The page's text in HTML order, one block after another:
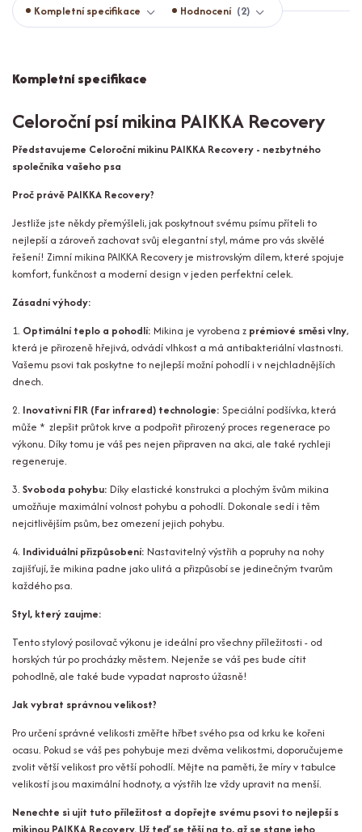
Kompletní specifikace Hodnocení 2
Kompletní specifikace
Celoroční psí mikina PAIKKA Recovery
Představujeme Celoroční mikinu PAIKKA Recovery - nezbytného
společníka vašeho psa
Proč právě PAIKKA Recovery?
Jestliže jste někdy přemýšleli, jak poskytnout svému psímu příteli to
nejlepší a zároveň zachovat svůj elegantní styl, máme pro vás skvělé
řešení! Zimní mikina PAIKKA Recovery je mistrovským dílem, které spojuje
komfort, funkčnost a moderní design v jeden perfektní celek.
Zásadní výhody:
1. Optimální teplo a pohodlí: Mikina je vyrobena z prémiové směsi vlny,
která je přirozeně hřejivá, odvádí vlhkost a má antibakteriální vlastnosti.
Vašemu psovi tak poskytne to nejlepší možní pohodlí i v nejchladnějších
dnech.
2. Inovativní FIR (Far infrared) technologie: Speciální podšívka, která
může * zlepšit průtok krve a podpořit přirozený proces regenerace po
výkonu. Díky tomu je váš pes nejen připraven na akci, ale také rychleji
regeneruje.
3. Svoboda pohybu: Díky elastické konstrukci a plochým švům mikina
umožňuje maximální volnost pohybu a pohodlí. Dokonale sedí i těm
nejcitlivějším psům, bez omezení jejich pohybu.
4. Individuální přizpůsobení: Nastavitelný výstřih a popruhy na nohy
zajišťují, že mikina padne jako ulitá a přizpůsobí se jedinečným tvarům
každého psa.
Styl, který zaujme:
Tento stylový posilovač výkonu je ideální pro všechny příležitosti - od
horských túr po procházky městem. Nejenže se váš pes bude cítit
pohodlně, ale také bude vypadat naprosto úžasně!
Jak vybrat správnou velikost?
Pro určení správné velikosti změřte hřbet svého psa od krku ke kořeni
ocasu. Pokud se váš pes pohybuje mezi dvěma velikostmi, doporučujeme
zvolit větší velikost pro větší pohodlí. Mějte na paměti, že míry v tabulce
velikostí jsou maximální hodnoty, a výstřih lze vždy upravit na menší.
Nenechte si ujít tuto příležitost a dopřejte svému psovi to nejlepší s
mikinou PAIKKA Recovery. Už teď se těší na to, až se stane jeho